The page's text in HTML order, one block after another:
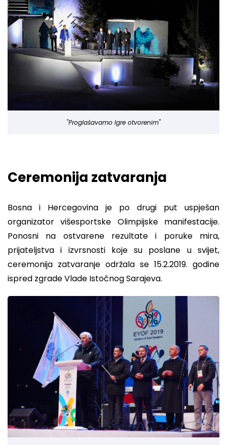
"Proglašavamo Igre otvorenim"
Ceremonija zatvaranja
Bosna i Hercegovina je po drugi put uspješan
organizator višesportske Olimpijske manifestacije.
Ponosni na ostvarene rezultate i poruke mira,
prijateljstva i izvrsnosti koje su poslane u svijet,
ceremonija zatvaranje održala se 15.2.2019. godine
ispred zgrade Vlade Istočnog Sarajeva.